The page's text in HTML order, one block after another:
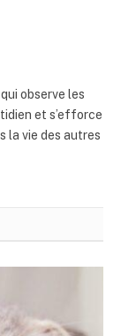
observe les
et s’efforce
la vie des autres